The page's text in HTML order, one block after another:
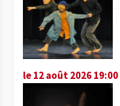
le 12 août 2026 19:00